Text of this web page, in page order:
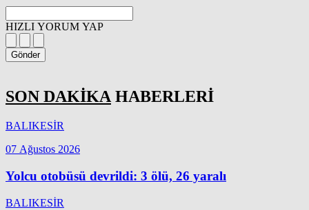
HIZLI YORUM YAP
Gönder
SON DAKİKAHABERLERİ
BALIKESİR
07 Ağustos 2026
Yolcu otobüsü devrildi: 3 ölü, 26 yaralı
BALIKESİR